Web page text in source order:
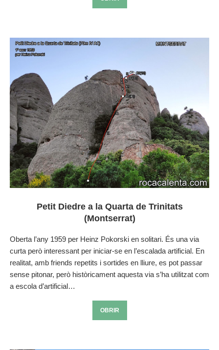
Petit Diedre a la Quarta de Trinitats
(Montserrat)
Oberta l’any 1959 per Heinz Pokorski en solitari. És una via
curta però interessant per iniciar-se en l’escalada artificial. En
realitat, amb friends repetits i sortides en lliure, es pot passar
sense pitonar, però històricament aquesta via s’ha utilitzat com
a escola d’artificial…
OBRIR